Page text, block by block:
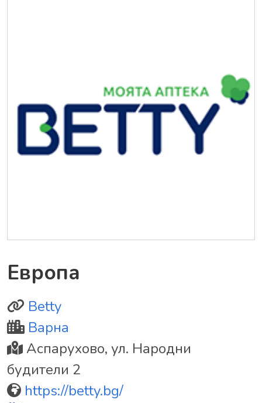
Европа
Betty
Варна
Аспарухово, ул. Народни
будители 2
https://betty.bg/